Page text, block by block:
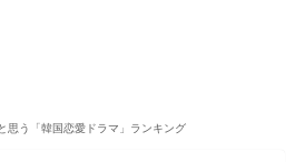
思う「韓国恋愛ドラマ」ランキング